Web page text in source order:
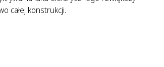
całej konstrukcji.